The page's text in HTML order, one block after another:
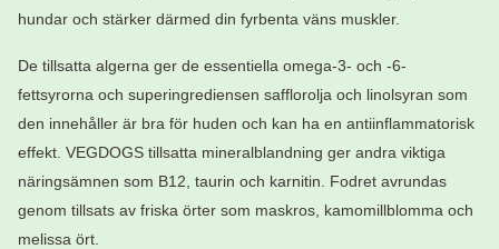
hundar och stärker därmed din fyrbenta väns muskler.
De tillsatta algerna ger de essentiella omega-3- och -6-
fettsyrorna och superingrediensen safflorolja och linolsyran som
den innehåller är bra för huden och kan ha en antiinflammatorisk
effekt. VEGDOGS tillsatta mineralblandning ger andra viktiga
näringsämnen som B12, taurin och karnitin. Fodret avrundas
genom tillsats av friska örter som maskros, kamomillblomma och
melissa ört.